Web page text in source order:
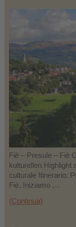
Fiè – Presule – Fiè
kulturellen Highlight
culturale Itinerario:
Fiè. Iniziamo …
(Continua)